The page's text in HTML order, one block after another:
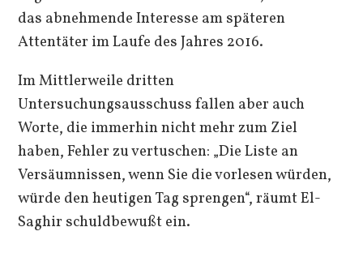
das abnehmende Interesse am späteren
Attentäter im Laufe des Jahres 2016.
Im Mittlerweile dritten
Untersuchungsausschuss fallen aber auch
Worte, die immerhin nicht mehr zum Ziel
haben, Fehler zu vertuschen: „Die Liste an
Versäumnissen, wenn Sie die vorlesen würden,
würde den heutigen Tag sprengen“, räumt El-
Saghir schuldbewußt ein.